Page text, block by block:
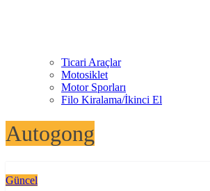
Ticari Araçlar
Motosiklet
Motor Sporları
Filo Kiralama/İkinci El
Autogong
Güncel